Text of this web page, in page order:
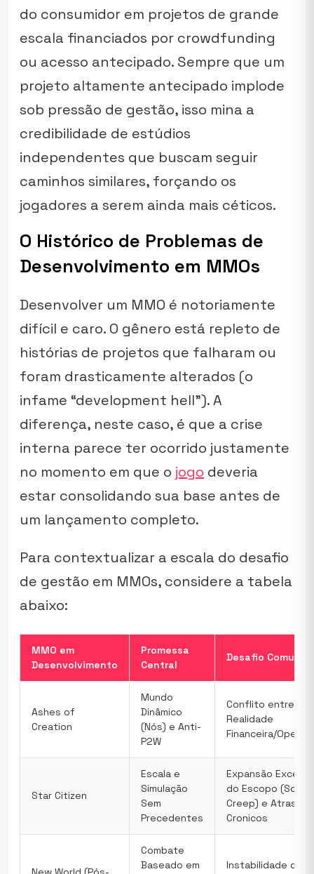
do consumidor em projetos de grande
escala financiados por crowdfunding
ou acesso antecipado. Sempre que um
projeto altamente antecipado implode
sob pressão de gestão, isso mina a
credibilidade de estúdios
independentes que buscam seguir
caminhos similares, forçando os
jogadores a serem ainda mais céticos.
O Histórico de Problemas de
Desenvolvimento em MMOs
Desenvolver um MMO é notoriamente
difícil e caro. O gênero está repleto de
histórias de projetos que falharam ou
foram drasticamente alterados (o
infame “development hell”). A
diferença, neste caso, é que a crise
interna parece ter ocorrido justamente
no momento em que o jogo deveria
estar consolidando sua base antes de
um lançamento completo.
Para contextualizar a escala do desafio
de gestão em MMOs, considere a tabela
abaixo:
MMO em
Desenvolvimento
Promessa
Central
Desafio Comum
Ashes of
Creation
Mundo
Dinâmico
(Nós) e Anti-
P2W
Conflito entre
Realidade
Financeira/
Star Citizen
Escala e
Simulação
Sem
Precedentes
Expansão
do Escopo (Scope
Creep) e Atrasos
Cronicos
Combate
Baseado em
Instabilidade do